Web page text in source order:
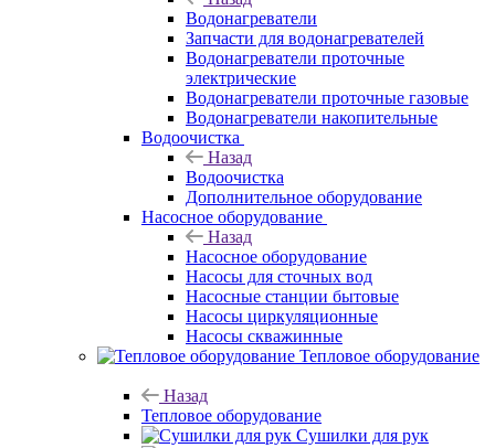
Водонагреватели
Запчасти для водонагревателей
Водонагреватели проточные
электрические
Водонагреватели проточные газовые
Водонагреватели накопительные
Водоочистка
Назад
Водоочистка
Дополнительное оборудование
Насосное оборудование
Назад
Насосное оборудование
Насосы для сточных вод
Насосные станции бытовые
Насосы циркуляционные
Насосы скважинные
Тепловое оборудование
Назад
Тепловое оборудование
Сушилки для рук